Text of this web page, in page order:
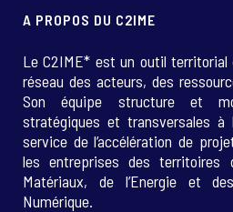
A PROPOS DU C2IME
Le C2IME* est un outil
réseau des acteurs, des
Son équipe structure et
stratégiques et transversales à
service de l’accélération de
les entreprises des territoires
Matériaux, de l’Energie et
Numérique.